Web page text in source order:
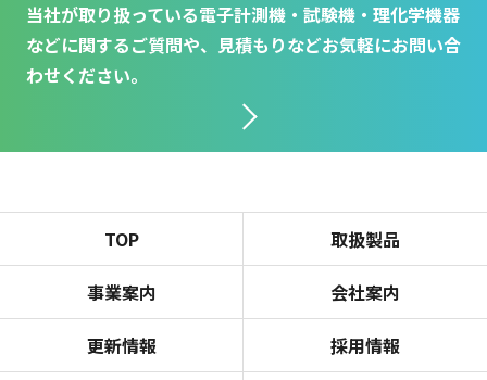
当社が取り扱っている電子計測機・試験機・理化学機器
などに関するご質問や、見積もりなどお気軽にお問い合
わせください。
TOP 取扱製品
事業案内 会社案内
更新情報 採用情報